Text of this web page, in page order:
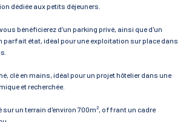
dédiée aux petits déjeuners.
bénéficierez d'un parking privé, ainsi que d'un
parfait état, idéal pour une exploitation sur place dans
clé en mains, idéal pour un projet hôtelier dans une
et recherchée.
sur un terrain d'environ 700m², offrant un cadre